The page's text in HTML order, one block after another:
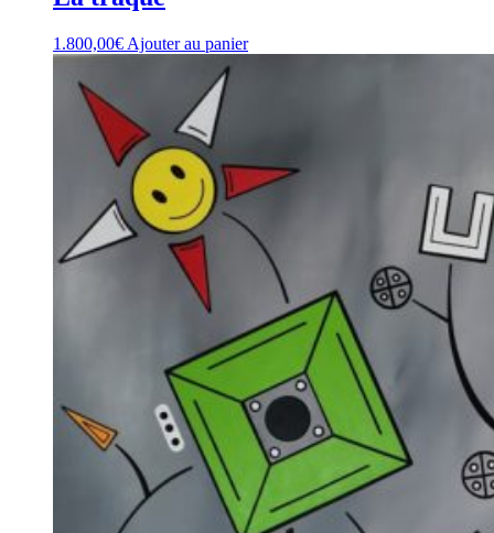
1.800,00€ Ajouter au panier